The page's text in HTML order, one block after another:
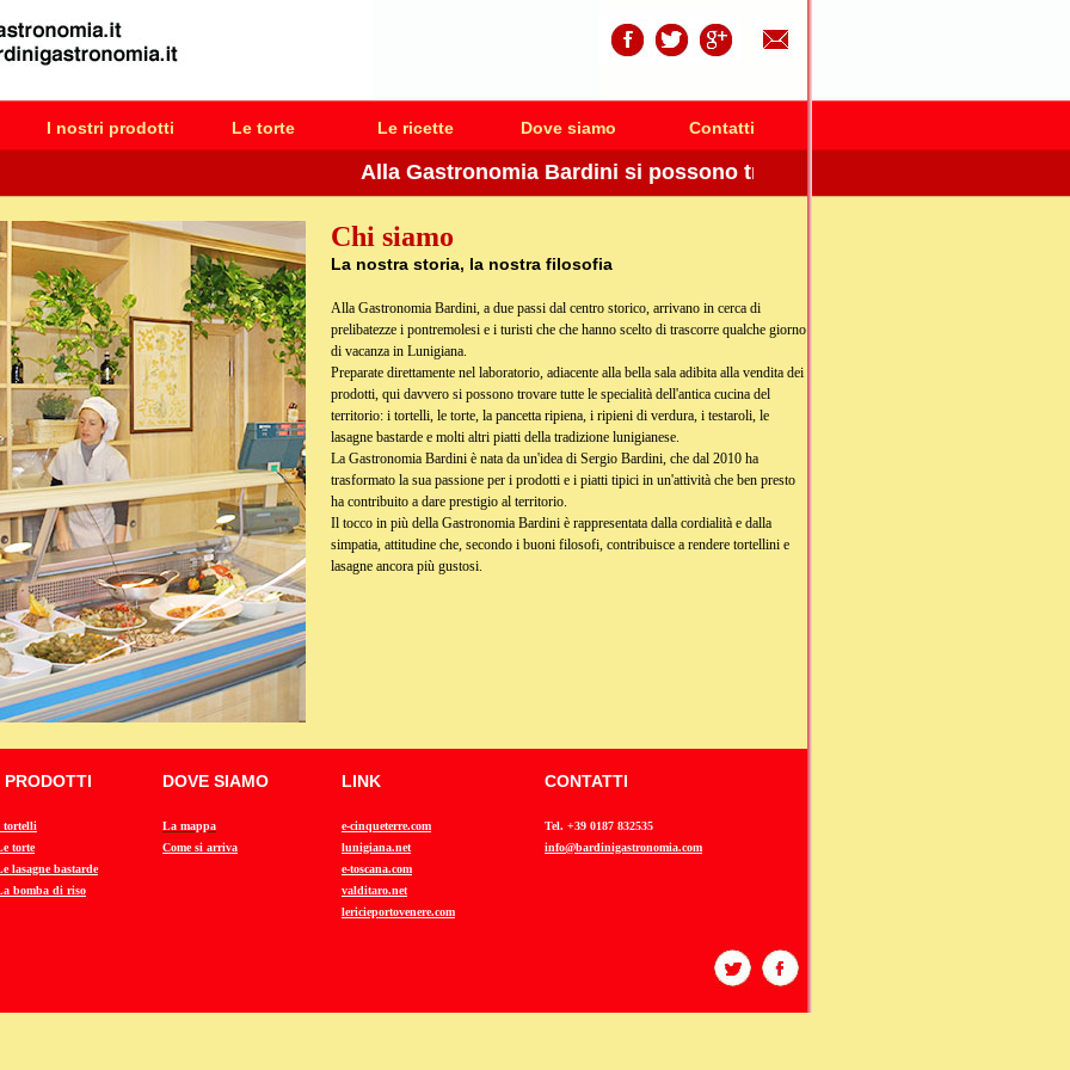
I nostri prodotti Le torte Le ricette Dove siamo Contatti
Alla Gastronomia Bardini si possono trovare tutte le specialità
Chi siamo
La nostra storia, la nostra filosofia
Alla Gastronomia Bardini, a due passi dal centro storico, arrivano in cerca di
prelibatezze i pontremolesi e i turisti che che hanno scelto di trascorre qualche giorno
di vacanza in Lunigiana.
Preparate direttamente nel laboratorio, adiacente alla bella sala adibita alla vendita dei
prodotti, qui davvero si possono trovare tutte le specialità dell'antica cucina del
territorio: i tortelli, le torte, la pancetta ripiena, i ripieni di verdura, i testaroli, le
lasagne bastarde e molti altri piatti della tradizione lunigianese.
La Gastronomia Bardini è nata da un'idea di Sergio Bardini, che dal 2010 ha
trasformato la sua passione per i prodotti e i piatti tipici in un'attività che ben presto
ha contribuito a dare prestigio al territorio.
Il tocco in più della Gastronomia Bardini è rappresentata dalla cordialità e dalla
simpatia, attitudine che, secondo i buoni filosofi, contribuisce a rendere tortellini e
lasagne ancora più gustosi.
PRODOTTI
tortelli
torte
lasagne bastarde
bomba di riso
DOVE SIAMO
La mappa
Come si arriva
LINK
e-cinqueterre.com
lunigiana.net
e-toscana.com
valditaro.net
lericieportovenere.com
CONTATTI
Tel. +39 0187 832535
info@bardinigastronomia.com